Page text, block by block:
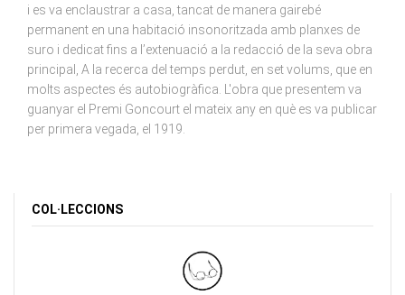
i es va enclaustrar a casa, tancat de manera gairebé
permanent en una habitació insonoritzada amb planxes de
suro i dedicat fins a l’extenuació a la redacció de la seva obra
principal, A la recerca del temps perdut, en set volums, que en
molts aspectes és autobiogràfica. L'obra que presentem va
guanyar el Premi Goncourt el mateix any en què es va publicar
per primera vegada, el 1919.
COL·LECCIONS